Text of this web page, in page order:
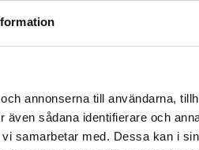
annonserna till användarna,
sådana identifierare och
samarbetar med. Dessa kan i
avrundat uppåt till
Priser inkl. moms plus
leveranstid: 2-5